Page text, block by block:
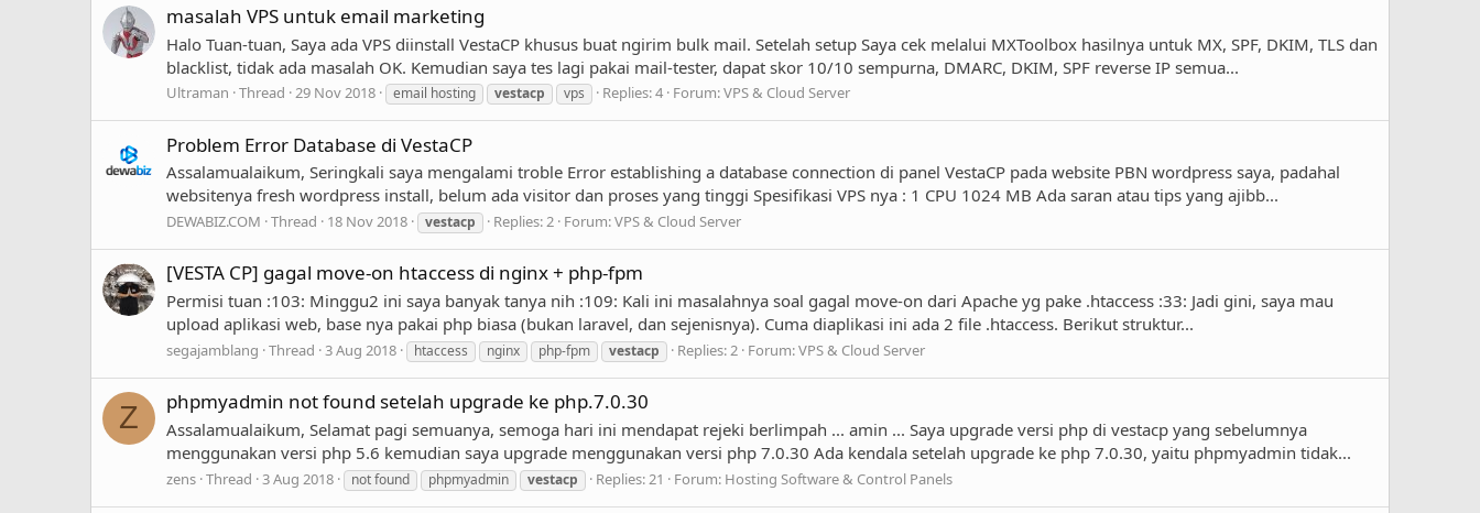
masalah VPS untuk email marketing
Halo Tuan-tuan, Saya ada VPS diinstall VestaCP khusus buat ngirim bulk mail. Setelah setup Saya cek melalui MXToolbox hasilnya untuk MX, SPF, DKIM, TLS dan
blacklist, tidak ada masalah OK. Kemudian saya tes lagi pakai mail-tester, dapat skor 10/10 sempurna, DMARC, DKIM, SPF reverse IP semua...
Ultraman Thread 29 Nov 2018 email hosting vestacp vps Replies: 4 Forum:VPS & Cloud Server
Problem Error Database di VestaCP
Assalamualaikum, Seringkali saya mengalami troble Error establishing a database connection di panel VestaCP pada website PBN wordpress saya, padahal
websitenya fresh wordpress install, belum ada visitor dan proses yang tinggi Spesifikasi VPS nya : 1 CPU 1024 MB Ada saran atau tips yang ajibb...
DEWABIZ.COM Thread 18 Nov 2018 vestacp Replies: 2 Forum:VPS & Cloud Server
[VESTA CP] gagal move-on htaccess di nginx + php-fpm
Permisi tuan :103: Minggu2 ini saya banyak tanya nih :109: Kali ini masalahnya soal gagal move-on dari Apache yg pake .htaccess :33: Jadi gini, saya mau
upload aplikasi web, base nya pakai php biasa (bukan laravel, dan sejenisnya). Cuma diaplikasi ini ada 2 file .htaccess. Berikut struktur...
segajamblang Thread 3 Aug 2018 htaccess nginx php-fpm vestacp Replies: 2 Forum:VPS & Cloud Server
Z phpmyadmin not found setelah upgrade ke php.7.0.30
Assalamualaikum, Selamat pagi semuanya, semoga hari ini mendapat rejeki berlimpah ... amin ... Saya upgrade versi php di vestacp yang sebelumnya
menggunakan versi php 5.6 kemudian saya upgrade menggunakan versi php 7.0.30 Ada kendala setelah upgrade ke php 7.0.30, yaitu phpmyadmin tidak...
zens Thread 3 Aug 2018 not found phpmyadmin vestacp Replies: 21 Forum: Hosting Software & Control Panels